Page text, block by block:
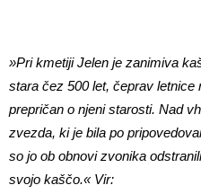
»Pri kmetiji Jelen je zanimiva
stara čez 500 let, čeprav letnice
prepričan o njeni starosti. Nad
zvezda, ki je bila po
so jo ob obnovi zvonika
svojo kaščo.« Vir: